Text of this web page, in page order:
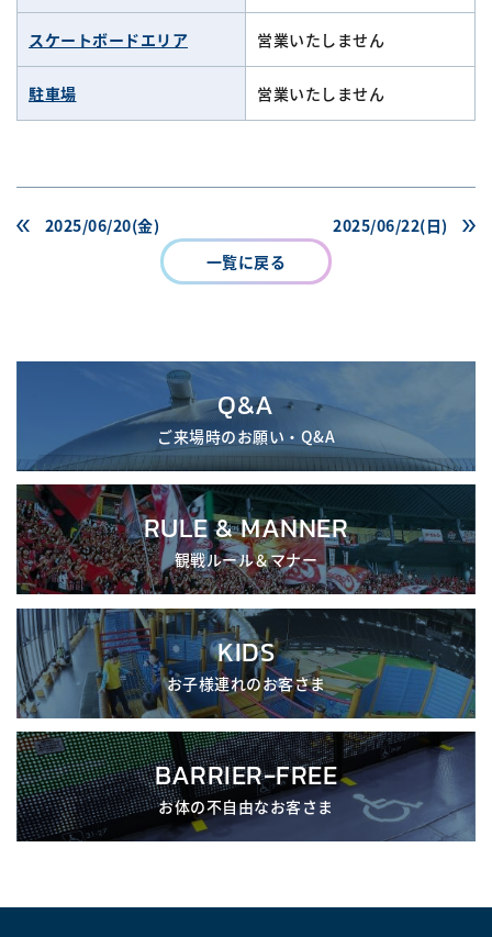
スケートボードエリア 営業いたしません
駐車場 営業いたしません
2025/06/20(金)
一覧に戻る
2025/06/22(日)
Q&A
ご来場時のお願い・Q&A
RULE & MANNER
観戦ルール＆マナー
KIDS
お子様連れのお客さま
BARRIER-FREE
お体の不自由なお客さま